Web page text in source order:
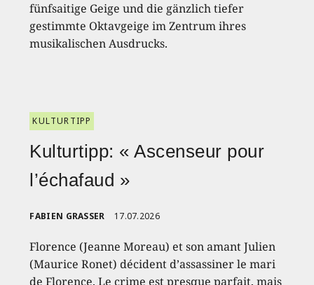
fünfsaitige Geige und die gänzlich tiefer
gestimmte Oktavgeige im Zentrum ihres
musikalischen Ausdrucks.
KULTURTIPP
Kulturtipp: « Ascenseur pour
l’échafaud »
FABIEN GRASSER 17.07.2026
Florence (Jeanne Moreau) et son amant Julien
(Maurice Ronet) décident d’assassiner le mari
de Florence. Le crime est presque parfait, mais